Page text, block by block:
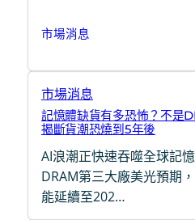
市場消息
市場消息
記憶體缺貨有多恐怖？不是
揭斷貨潮恐燒到5年後
AI浪潮正快速吞噬全球記
DRAM第三大廠美光預期
能延續至202…